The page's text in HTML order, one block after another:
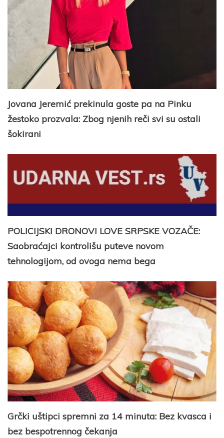
Jovana Jeremić prekinula goste pa na Pinku
žestoko prozvala: Zbog njenih reči svi su ostali
šokirani
POLICIJSKI DRONOVI LOVE SRPSKE VOZAČE:
Saobraćajci kontrolišu puteve novom
tehnologijom, od ovoga nema bega
Grčki uštipci spremni za 14 minuta: Bez kvasca i
bez bespotrennog čekanja